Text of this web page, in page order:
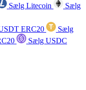
Sælg Litecoin
Sælg
ERC20
Sælg
Sælg USDC